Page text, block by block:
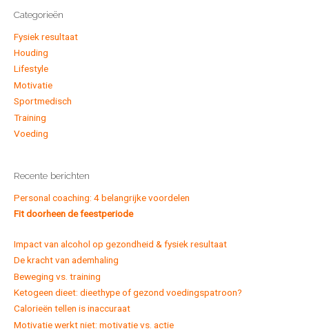
e
n
n
a
r
:
Categorieën
Fysiek resultaat
Houding
Lifestyle
Motivatie
Sportmedisch
Training
Voeding
Recente berichten
Personal coaching: 4 belangrijke voordelen
Fit doorheen de feestperiode
Impact van alcohol op gezondheid & fysiek resultaat
De kracht van ademhaling
Beweging vs. training
Ketogeen dieet: dieethype of gezond voedingspatroon?
Calorieën tellen is inaccuraat
Motivatie werkt niet: motivatie vs. actie